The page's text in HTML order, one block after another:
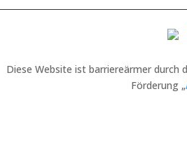
Diese Website ist barriereärmer durch
Förderung „